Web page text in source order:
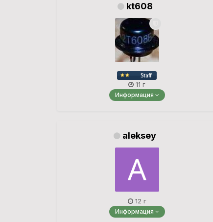
kt608
11 г
Информация
aleksey
12 г
Информация